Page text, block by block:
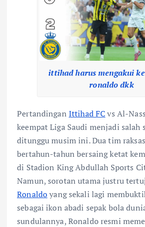
ittihad harus mengakui
ronaldo dkk
Pertandingan Ittihad FCvs Al-
keempat Liga Saudi menjadi salah
ditunggu musim ini. Dua tim
bertahun-tahun bersaing ketat
di Stadion King Abdullah Sports
Namun, sorotan utama justru
Ronaldoyang sekali lagi
sebagai ikon abadi sepak bola
sundulannya, Ronaldo resmi